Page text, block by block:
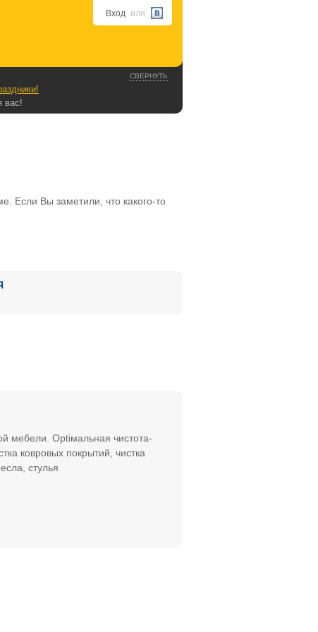
Вход или
СВЕРНУТЬ
вас!
Если Вы заметили, что какого-то
мебели. Optiмальная чистота-
ковровых покрытий, чистка
стулья